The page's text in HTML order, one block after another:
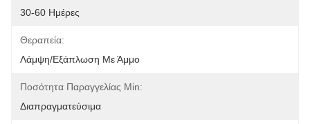
30-60 Ημέρες
Θεραπεία:
Λάμψη/εξάπλωση Με Άμμο
Ποσότητα Παραγγελίας Min:
Διαπραγματεύσιμα